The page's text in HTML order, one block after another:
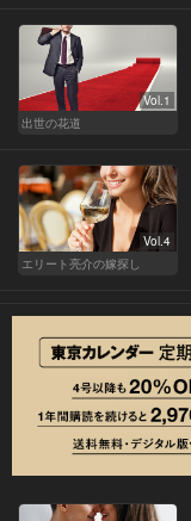
Vol.1
出世の花道
Vol.4
エリート亮介の嫁探し